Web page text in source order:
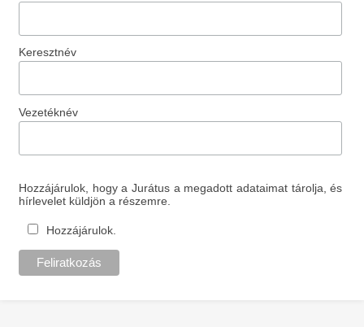
Keresztnév
Vezetéknév
Hozzájárulok, hogy a Jurátus a megadott adataimat tárolja, és
hírlevelet küldjön a részemre.
Hozzájárulok.